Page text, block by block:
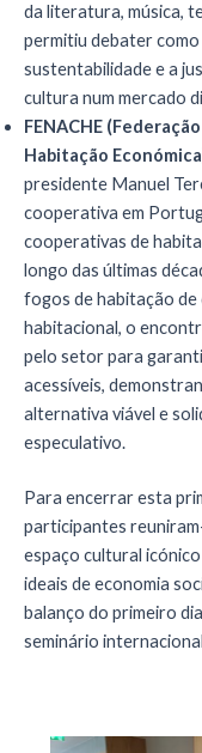
da literatura, música,
permitiu debater
sustentabilidade e a
cultura num mercado
FENACHE
Habitação
presidente Manuel
cooperativa em
cooperativas de
longo das últimas
fogos de habitação
habitacional, o
pelo setor para
acessíveis,
alternativa viável e
especulativo.
Para encerrar esta
participantes
espaço cultural
ideais de economia
balanço do primeiro
seminário